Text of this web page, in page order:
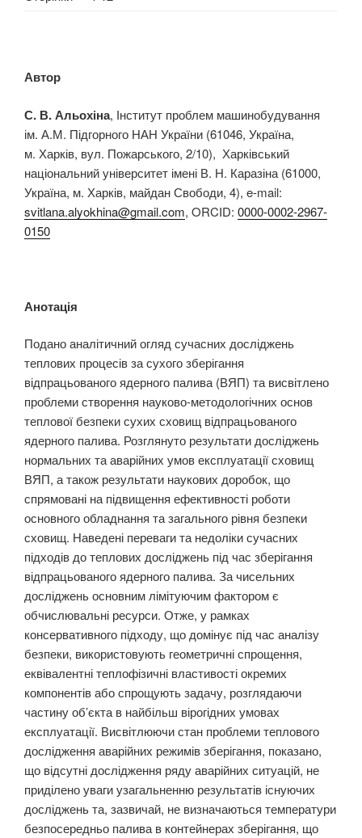
Автор
С. В. Альохіна, Інститут проблем машинобудування
ім. А.М. Підгорного НАН України (61046, Україна,
м. Харків, вул. Пожарського, 2/10), Харківський
національний університет імені В. Н. Каразіна (61000,
Україна, м. Харків, майдан Свободи, 4), e-mail:
svitlana.alyokhina@gmail.com, ORCID: 0000-0002-2967-
0150
Анотація
Подано аналітичний огляд сучасних досліджень
теплових процесів за сухого зберігання
відпрацьованого ядерного палива (ВЯП) та висвітлено
проблеми створення науково-методологічних основ
теплової безпеки сухих сховищ відпрацьованого
ядерного палива. Розглянуто результати досліджень
нормальних та аварійних умов експлуатації сховищ
ВЯП, а також результати наукових доробок, що
спрямовані на підвищення ефективності роботи
основного обладнання та загального рівня безпеки
сховищ. Наведені переваги та недоліки сучасних
підходів до теплових досліджень під час зберігання
відпрацьованого ядерного палива. За чисельних
досліджень основним лімітуючим фактором є
обчислювальні ресурси. Отже, у рамках
консервативного підходу, що домінує під час аналізу
безпеки, використовують геометричні спрощення,
еквівалентні теплофізичні властивості окремих
компонентів або спрощують задачу, розглядаючи
частину об’єкта в найбільш вірогідних умовах
експлуатації. Висвітлюючи стан проблеми теплового
дослідження аварійних режимів зберігання, показано,
що відсутні дослідження ряду аварійних ситуацій, не
приділено уваги узагальненню результатів існуючих
досліджень та, зазвичай, не визначаються температури
безпосередньо палива в контейнерах зберігання, що